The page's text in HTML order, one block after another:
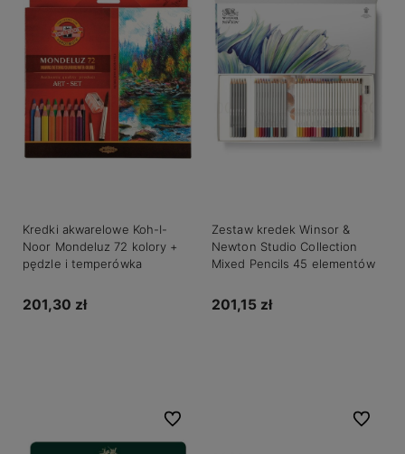
Kredki akwarelowe Koh-I-
Noor Mondeluz 72 kolory +
pędzle i temperówka
201,30 zł
Zestaw kredek Winsor &
Newton Studio Collection
Mixed Pencils 45 elementów
201,15 zł
Do ulubionych Do